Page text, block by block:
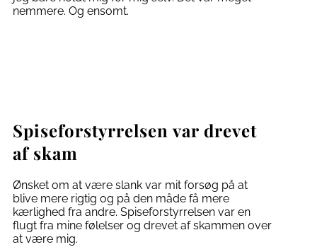
nemmere. Og ensomt.
Spiseforstyrrelsen var drevet
af skam
Ønsket om at være slank var mit forsøg på at
blive mere rigtig og på den måde få mere
kærlighed fra andre. Spiseforstyrrelsen var en
flugt fra mine følelser og drevet af skammen over
at være mig.